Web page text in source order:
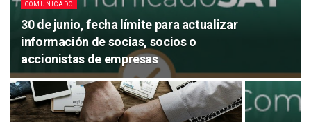
COMUNICADO
30 de junio, fecha límite para actualizar
información de socias, socios o
accionistas de empresas